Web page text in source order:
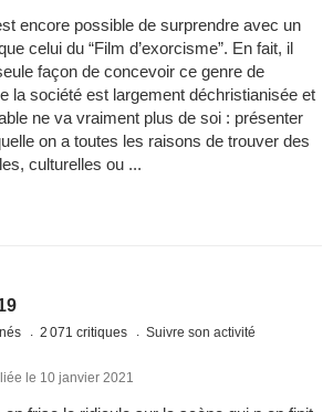
encore possible de surprendre avec un
celui du “Film d’exorcisme”. En fait, il
façon de concevoir ce genre de
la société est largement déchristianisée et
ne va vraiment plus de soi : présenter
on a toutes les raisons de trouver des
culturelles ou ...
2 071 critiques Suivre son activité
le 10 janvier 2021